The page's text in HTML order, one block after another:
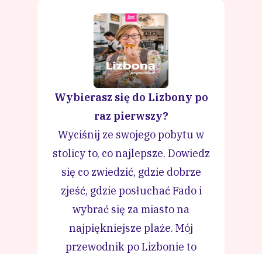
Wybierasz się do Lizbony po
raz pierwszy?
Wyciśnij ze swojego pobytu w
stolicy to, co najlepsze. Dowiedz
się co zwiedzić, gdzie dobrze
zjeść, gdzie posłuchać Fado i
wybrać się za miasto na
najpiękniejsze plaże. Mój
przewodnik po Lizbonie to